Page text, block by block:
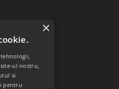
ul nostru,
si
pentru
×